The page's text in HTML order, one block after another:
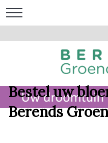
Bestel uw
Berends